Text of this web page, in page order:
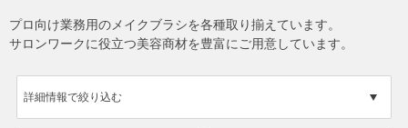
プロ向け業務用のメイクブラシを各種取り揃えています。
サロンワークに役立つ美容商材を豊富にご用意しています。
詳細情報で絞り込む